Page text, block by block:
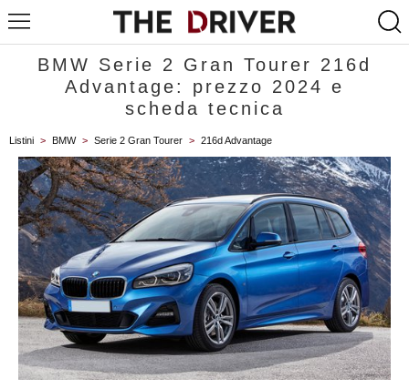
BMW Serie 2 Gran Tourer 216d
Advantage: prezzo 2024 e
scheda tecnica
Listini > BMW > Serie 2 Gran Tourer > 216d Advantage